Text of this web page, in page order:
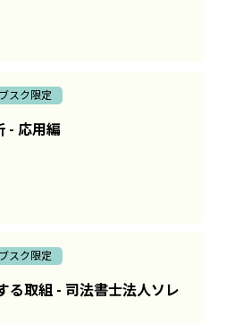
スク限定
- 応用編
スク限定
る取組 - 司法書士法人ソレ